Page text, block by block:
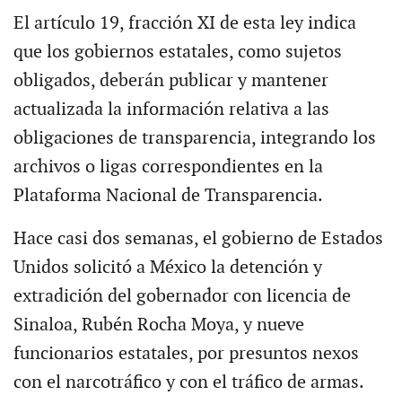
El artículo 19, fracción XI de esta ley indica
que los gobiernos estatales, como sujetos
obligados, deberán publicar y mantener
actualizada la información relativa a las
obligaciones de transparencia, integrando los
archivos o ligas correspondientes en la
Plataforma Nacional de Transparencia.
Hace casi dos semanas, el gobierno de Estados
Unidos solicitó a México la detención y
extradición del gobernador con licencia de
Sinaloa, Rubén Rocha Moya, y nueve
funcionarios estatales, por presuntos nexos
con el narcotráfico y con el tráfico de armas.